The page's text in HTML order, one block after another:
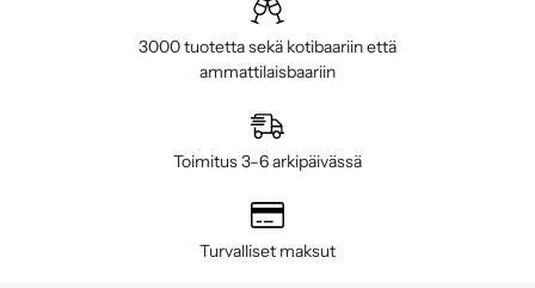
3000 tuotetta sekä kotibaariin että
ammattilaisbaariin
Toimitus 3–6 arkipäivässä
Turvalliset maksut